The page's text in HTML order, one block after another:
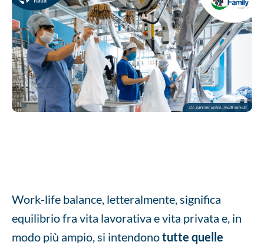
Work-life balance, letteralmente, significa
equilibrio fra vita lavorativa e vita privata e, in
modo più ampio, si intendonotutte quelle